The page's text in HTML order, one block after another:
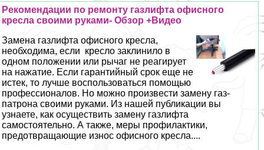
Рекомендации по ремонту газлифта офисного
кресла своими руками- Обзор +Видео
Замена газлифта офисного кресла,
необходима, если кресло заклинило в
одном положении или рычаг не реагирует
на нажатие. Если гарантийный срок еще не
истек, то лучше воспользоваться помощью
профессионалов. Но можно произвести замену газ-
патрона своими руками. Из нашей публикации вы
узнаете, как осуществить замену газлифта
самостоятельно. А также, меры профилактики,
предотвращающие износ офисного кресла....